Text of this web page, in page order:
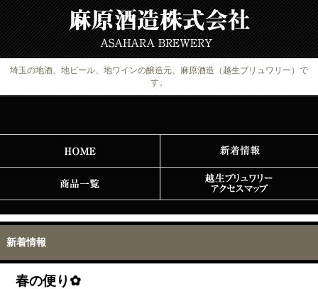
埼玉の地酒、地ビール、地ワインの醸造元、麻原酒造（越生ブリュワリー）で
す。
新着情報
春の便り✿